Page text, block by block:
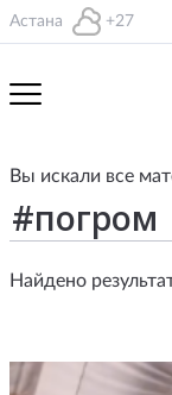
Астана +27
Вы искали все
Найдено